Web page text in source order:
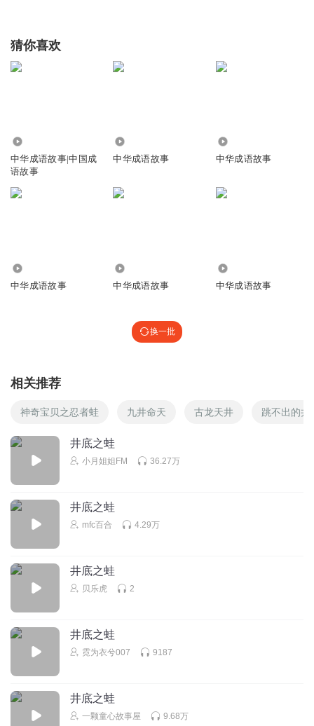
猜你喜欢
中华成语故事|中国成
语故事
中华成语故事 中华成语故事
中华成语故事 中华成语故事 中华成语故事
换一批
相关推荐
神奇宝贝之忍者蛙 九井命天 古龙天井 跳不出的井
井底之蛙
小月姐姐FM 36.27万
井底之蛙
mfc百合 4.29万
井底之蛙
贝乐虎 2
井底之蛙
霓为衣兮007 9187
井底之蛙
一颗童心故事屋 9.68万